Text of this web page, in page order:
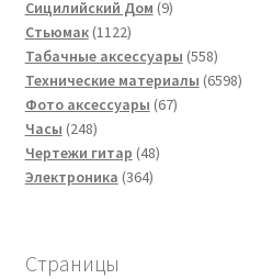
Сицилийский Дом 99
Стьюмак 11221122
товара
Табачные аксессуары 558558
товаров
Технические материалы 65986598
Фото аксессуары 6767
Часы 248248
товаров
Чертежи гитар 4848
Электроника 364364
Страницы